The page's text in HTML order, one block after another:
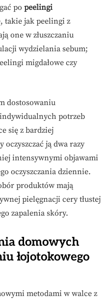
po peelingi
takie jak peelingi z
one w złuszczaniu
wydzielania sebum;
migdałowe czy
dostosowaniu
potrzeb
się z bardziej
ją dwa razy
intensywnymi objawami
oczyszczania dziennie.
produktów mają
pielęgnacji cery tłustej
zapalenia skóry.
domowych
łojotokowego
metodami w walce z